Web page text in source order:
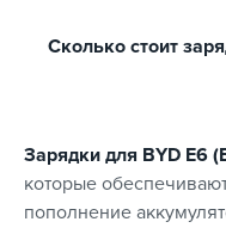
Сколько стоит
Зарядки для BYD E6
которые
пополнение